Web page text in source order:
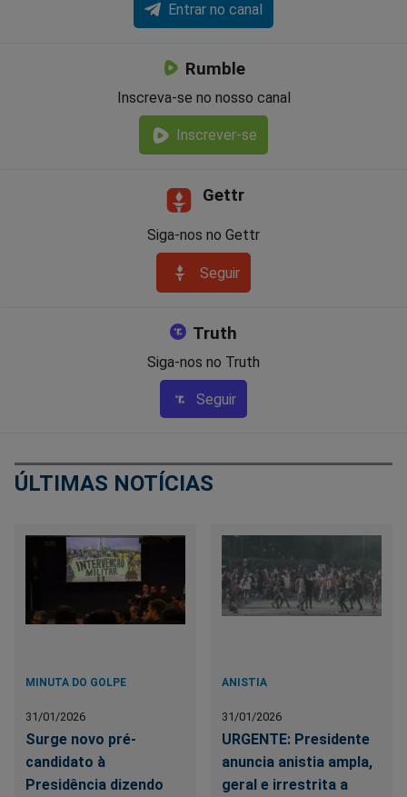
Entrar no canal
Rumble
Inscreva-se no nosso canal
Inscrever-se
Gettr
Siga-nos no Gettr
Seguir
Truth
Siga-nos no Truth
Seguir
ÚLTIMAS NOTÍCIAS
MINUTA DO GOLPE
31/01/2026
Surge novo pré-
candidato à
Presidência dizendo
ANISTIA
31/01/2026
URGENTE: Presidente
anuncia anistia ampla,
geral e irrestrita a